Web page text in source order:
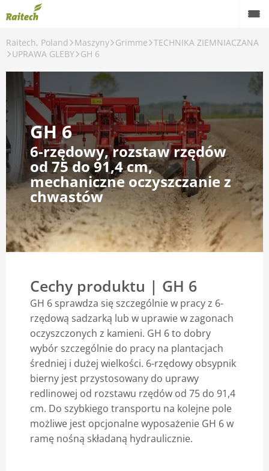
Raitech, Poland Maszyny Grimme TECHNIKA ZIEMNIACZANA
UPRAWA GLEBY GH 6
GH 6
6-rzędowy, rozstaw rzędów
od 75 do 91,4 cm,
mechaniczne oczyszczanie z
chwastów
Cechy produktu | GH 6
GH 6 sprawdza się szczególnie w pracy z 6-
rzędową sadzarką lub w uprawie w zagonach
oczyszczonych z kamieni. GH 6 to dobry
wybór szczególnie do pracy na plantacjach
średniej i dużej wielkości. 6-rzędowy obsypnik
bierny jest przystosowany do uprawy
redlinowej od rozstawu rzędów od 75 do 91,4
cm. Do szybkiego transportu na kolejne pole
możliwe jest opcjonalne wyposażenie GH 6 w
ramę nośną składaną hydraulicznie.
Maszyny
Maszyny używane
Części zamienne
Serwis
Rolnictwo precyzyjne
Finansowanie
Kariera
O nas
Blog